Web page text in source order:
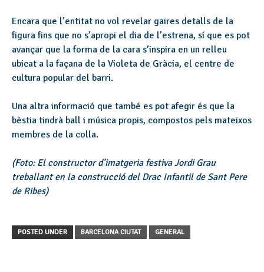
Encara que l’entitat no vol revelar gaires detalls de la
figura fins que no s’apropi el dia de l’estrena, sí que es pot
avançar que la forma de la cara s’inspira en un relleu
ubicat a la façana de la Violeta de Gràcia, el centre de
cultura popular del barri.
Una altra informació que també es pot afegir és que la
bèstia tindrà ball i música propis, compostos pels mateixos
membres de la colla.
(Foto: El constructor d’imatgeria festiva Jordi Grau
treballant en la construcció del Drac Infantil de Sant Pere
de Ribes)
POSTED UNDER BARCELONA CIUTAT GENERAL